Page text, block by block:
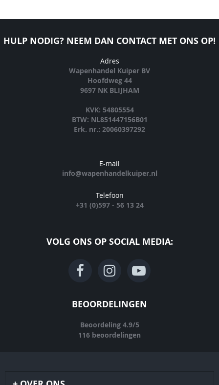
HULP NODIG? NEEM DAN CONTACT MET ONS OP!
Adres
Wapenhandel Kuiper BV
Hoofdweg 44
9697 NK BLIJHAM
KVK: 54805554
BTW: NL851447156B01
Erk. nr.: 20060397292
E-mail
info@wapenhandelkuiper.nl
Telefoon
+31 (0)597 - 56 13 24
VOLG ONS OP SOCIAL MEDIA:
BEOORDELINGEN
Beoordeling 4.9/5
116 beoordelingen